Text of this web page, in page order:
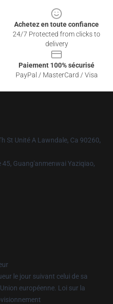
Achetez en toute confiance
24/7 Protected from clicks to
delivery
Paiement 100% sécurisé
PayPal / MasterCard / Visa
St Unité A Lawndale, Ca 90260,
45, Guang'anmenwai Yaziqiao,
le jour suivant celui de sa
européenne. Loi sur la